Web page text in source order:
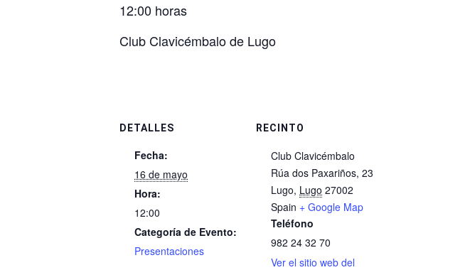
12:00 horas
Club Clavicémbalo de Lugo
DETALLES
Fecha:
16 de mayo
Hora:
12:00
Categoría de Evento:
Presentaciones
RECINTO
Club Clavicémbalo
Rúa dos Paxariños, 23
Lugo, Lugo 27002
Spain + Google Map
Teléfono
982 24 32 70
Ver el sitio web del